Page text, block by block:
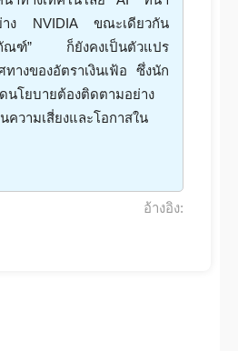
าง NVIDIA ขณะเดียวกัน
ภัณฑ์” ก็ยังคงเป็นตัวแปร
างของอัตราเงินเฟ้อ ซึ่งนัก
นโยบายต้องติดตามอย่าง
ความเสี่ยงและโอกาสใน
อ้างอิง: